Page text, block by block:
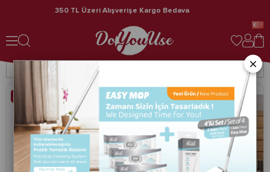
Hızlı Kargo
Temizlik Gereçleri
Temizlik Gereçleri
×